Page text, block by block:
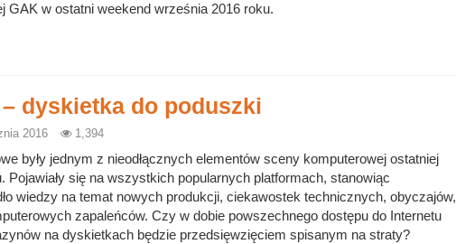
GAK w ostatni weekend września 2016 roku.
dyskietka do poduszki
2016 1,394
były jednym z nieodłącznych elementów sceny komputerowej ostatniej
Pojawiały się na wszystkich popularnych platformach, stanowiąc
wiedzy na temat nowych produkcji, ciekawostek technicznych, obyczajów,
zapaleńców. Czy w dobie powszechnego dostępu do Internetu
na dyskietkach będzie przedsięwzięciem spisanym na straty?